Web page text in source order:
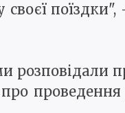
поїздки",